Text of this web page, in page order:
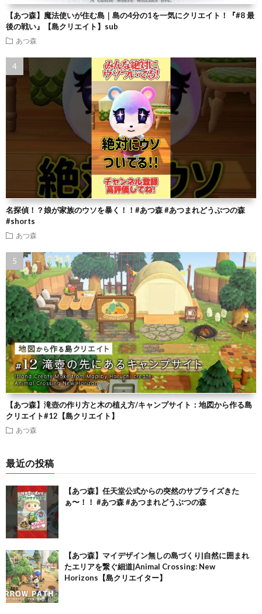
【あつ森】魔法使いが住む島｜島の4分の1を一気にクリエイト！『#8 最
後の戦い』【島クリエイト】sub
あつ森
名探偵！？娘が家族のウソを暴く！！#あつ森 #あつまれどうぶつの森
#shorts
あつ森
【あつ森】滝壺の作り方と木の植え方/キャンプサイト：地図から作る島
クリエイト#12【島クリエイト】
あつ森
最近の投稿
【あつ森】任天堂公式からの突然のサプライズきた
ぁ〜！！ #あつ森 #あつまれどうぶつの森
【あつ森】マイデザイン無しの島づくり|自然に囲まれ
たエリアを繋ぐ細道|Animal Crossing: New
Horizons【島クリエイター】